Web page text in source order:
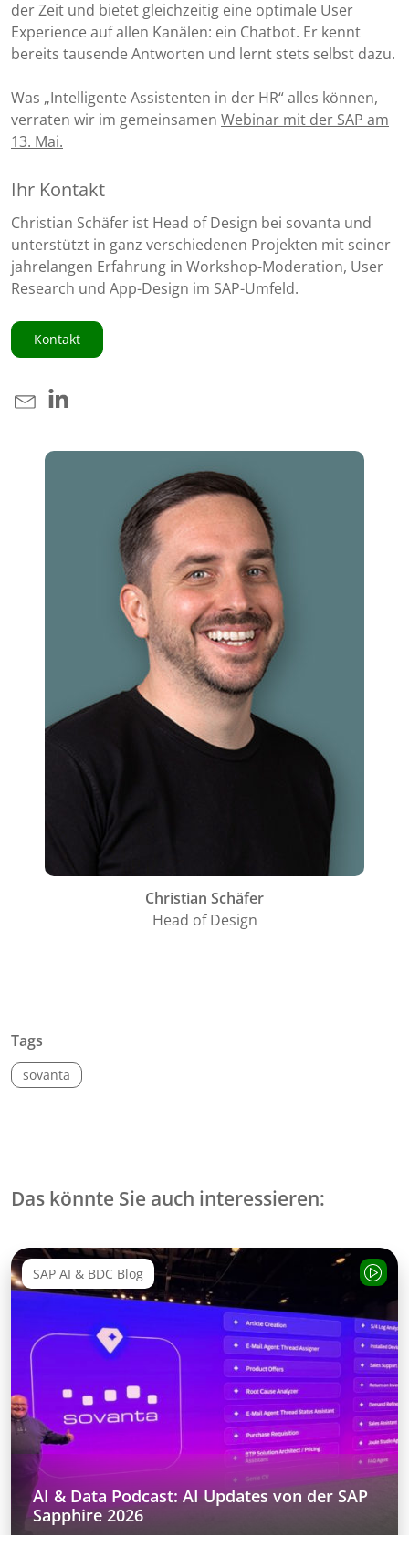
der Zeit und bietet gleichzeitig eine optimale User
Experience auf allen Kanälen: ein Chatbot. Er kennt
bereits tausende Antworten und lernt stets selbst dazu.
Was „Intelligente Assistenten in der HR“ alles können,
verraten wir im gemeinsamen Webinar mit der SAP am
13. Mai.
Christian Schäfer
Head of Design
Ihr Kontakt
Christian Schäfer ist Head of Design bei sovanta und
unterstützt in ganz verschiedenen Projekten mit seiner
jahrelangen Erfahrung in Workshop-Moderation, User
Research und App-Design im SAP-Umfeld.
Kontakt
Tags
sovanta
Das könnte Sie auch interessieren:
SAP AI & BDC Blog
AI & Data Podcast: AI Updates von der SAP
Sapphire 2026